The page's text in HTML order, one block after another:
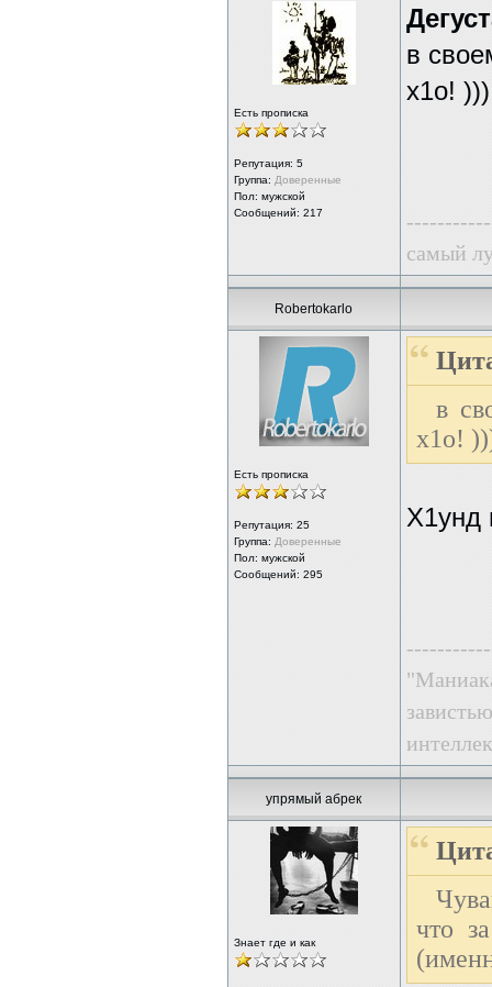
Есть прописка
Репутация: 5
Группа: Доверенные
Пол: мужской
Сообщений: 217
в
х1о! )))
самый
Robertokarlo
Есть прописка
Репутация: 25
Группа: Доверенные
Пол: мужской
Сообщений: 295
в
х1о!
Х1унд
упрямый абрек
Знает где и как
что